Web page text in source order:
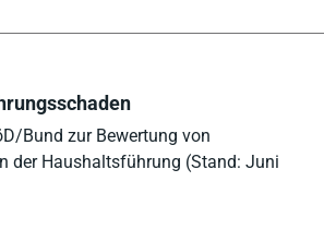
Bund zur Bewertung von
der Haushaltsführung (Stand: Juni